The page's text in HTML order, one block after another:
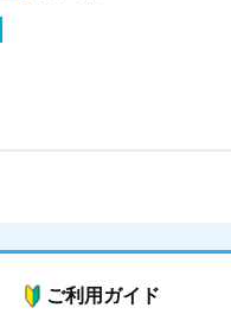
ご利用ガイド